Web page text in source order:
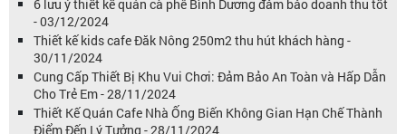
6 lưu ý thiết kế quán cà phê Bình Dương đảm bảo doanh thu tốt
- 03/12/2024
Thiết kế kids cafe Đăk Nông 250m2 thu hút khách hàng -
30/11/2024
Cung Cấp Thiết Bị Khu Vui Chơi: Đảm Bảo An Toàn và Hấp Dẫn
Cho Trẻ Em - 28/11/2024
Thiết Kế Quán Cafe Nhà Ống Biến Không Gian Hạn Chế Thành
Điểm Đến Lý Tưởng - 28/11/2024